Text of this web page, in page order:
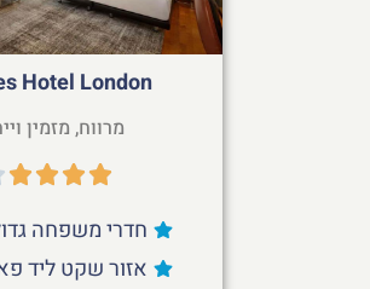
Hotel London
מרווח, מזמין
חדרי משפחה
אזור שקט ליד